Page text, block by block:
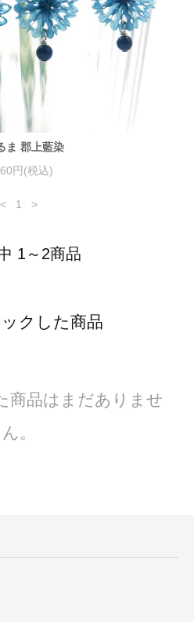
ま 郡上藍染
円(税込)
< 1 >
1～2商品
クした商品
商品はまだありませ
ん。